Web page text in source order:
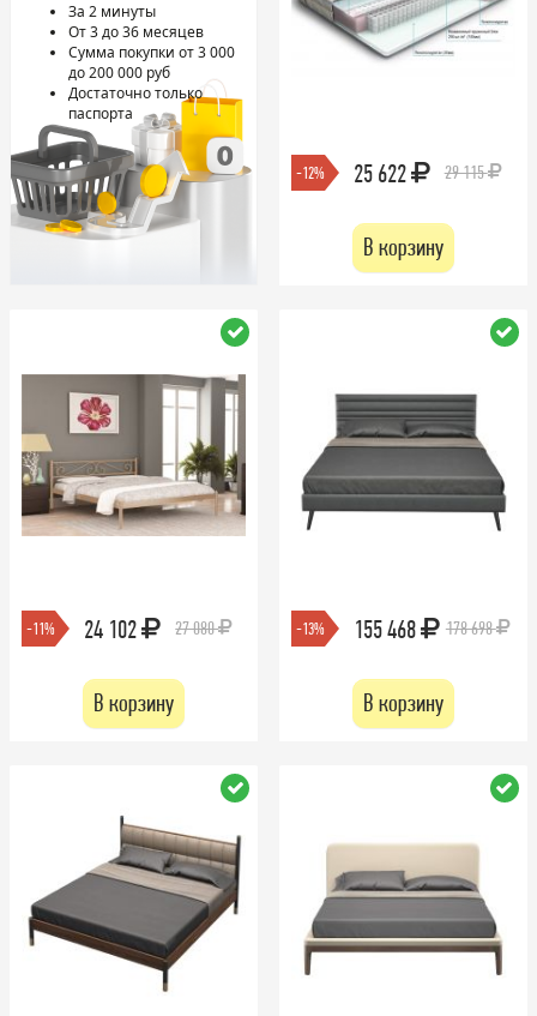
За 2 минуты
От 3 до 36 месяцев
Сумма покупки от 3 000
до 200 000 руб
Достаточно только
паспорта
-12% 25 622 29 115
В корзину
-11% 24 102 27 080
В корзину
-13% 155 468 178 698
В корзину